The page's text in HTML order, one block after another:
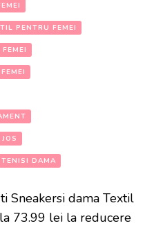
PENTRU FEMEI
TENISI DAMA
Sneakersi dama Textil
73.99 lei la reducere